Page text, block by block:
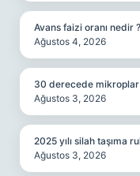
Avans faizi oranı nedir ?
Ağustos 4, 2026
30 derecede mikroplar
Ağustos 3, 2026
2025 yılı silah taşıma
Ağustos 3, 2026